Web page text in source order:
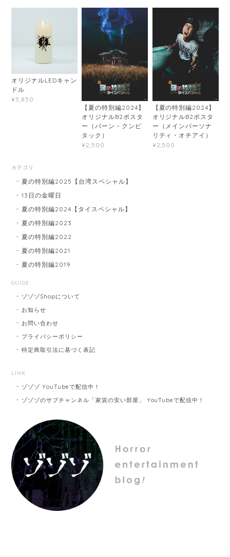
オリジナルLEDキャン
ドル
¥3,850
【夏の特別編2024】
オリジナルB2ポスタ
ー（バーン・クンピ
タック）
¥2,500
【夏の特別編2024】
オリジナルB2ポスタ
ー（メインパーソナ
リティ・オチアイ）
¥2,500
カテゴリ
夏の特別編2025【台湾スペシャル】
13日の金曜日
夏の特別編2024【タイスペシャル】
夏の特別編2023
夏の特別編2022
夏の特別編2021
夏の特別編2019
GUIDE
ゾゾゾShopについて
お知らせ
お問い合わせ
プライバシーポリシー
特定商取引法に基づく表記
LINK
ゾゾゾ YouTubeで配信中！
ゾゾゾのサブチャンネル「家賃の安い部屋」 YouTubeで配信中！